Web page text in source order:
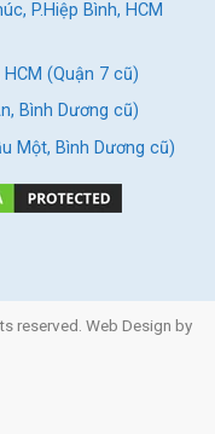
P.Hiệp Bình, HCM
(Quận 7 cũ)
Bình Dương cũ)
Một, Bình Dương cũ)
reserved. Web Design by